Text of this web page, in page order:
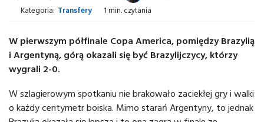
Kategoria: Transfery 1 min. czytania
W pierwszym półfinale Copa America, pomiędzy Brazylią
i Argentyną, górą okazali się być Brazylijczycy, którzy
wygrali 2-0.
W szlagierowym spotkaniu nie brakowało zaciekłej gry i walki
o każdy centymetr boiska. Mimo starań Argentyny, to jednak